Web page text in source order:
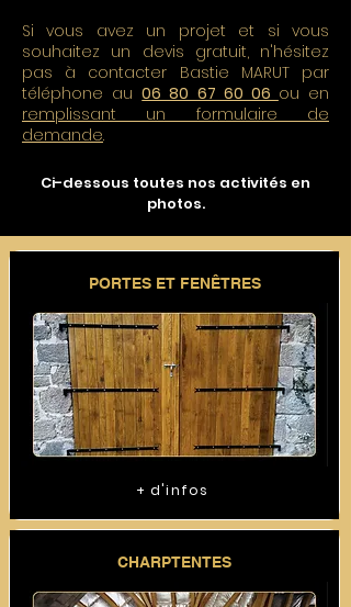
Si vous avez un projet et si vous
souhaitez un devis gratuit, n'hésitez
pas à contacter Bastie MARUT par
téléphone au06 80 67 60 06 ou en
remplissant un formulaire de
demande.
Ci-dessous toutes nos activités en
photos.
PORTES ET FENÊTRES
+ d'infos
CHARPTENTES